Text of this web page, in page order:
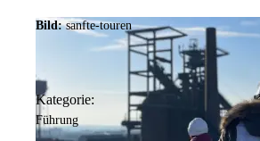
Bild: sanfte-touren
Kategorie:
Führung